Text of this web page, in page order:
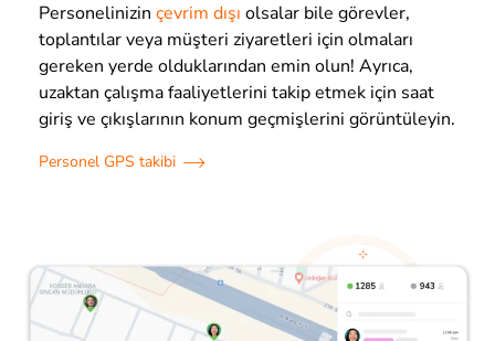
Personelinizin çevrim dışı olsalar bile görevler,
toplantılar veya müşteri ziyaretleri için olmaları
gereken yerde olduklarından emin olun! Ayrıca,
uzaktan çalışma faaliyetlerini takip etmek için saat
giriş ve çıkışlarının konum geçmişlerini görüntüleyin.
Personel GPS takibi